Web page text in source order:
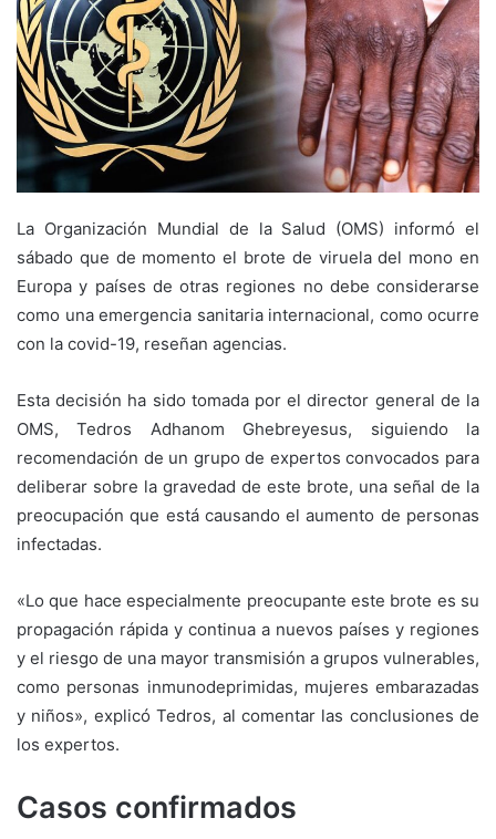
La Organización Mundial de la Salud (OMS) informó el
sábado que de momento el brote de viruela del mono en
Europa y países de otras regiones no debe considerarse
como una emergencia sanitaria internacional, como ocurre
con la covid-19, reseñan agencias.
Esta decisión ha sido tomada por el director general de la
OMS, Tedros Adhanom Ghebreyesus, siguiendo la
recomendación de un grupo de expertos convocados para
deliberar sobre la gravedad de este brote, una señal de la
preocupación que está causando el aumento de personas
infectadas.
«Lo que hace especialmente preocupante este brote es su
propagación rápida y continua a nuevos países y regiones
y el riesgo de una mayor transmisión a grupos vulnerables,
como personas inmunodeprimidas, mujeres embarazadas
y niños», explicó Tedros, al comentar las conclusiones de
los expertos.
Casos confirmados